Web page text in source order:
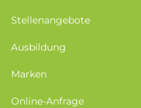
Stellenangebote
Ausbildung
Marken
Online-Anfrage